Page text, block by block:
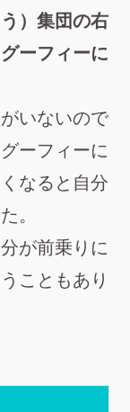
）集団の右
ーフィーに
いないので
ーフィーに
なると自分
。
が前乗りに
こともあり